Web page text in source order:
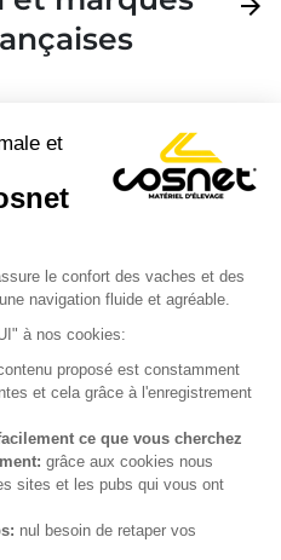
et
le confort des vaches et des
navigation fluide et agréable.
à nos cookies:
proposé est constamment
et cela grâce à l'enregistrement
ce que vous cherchez
grâce aux cookies nous
sites et les pubs qui vous ont
nul besoin de retaper vos